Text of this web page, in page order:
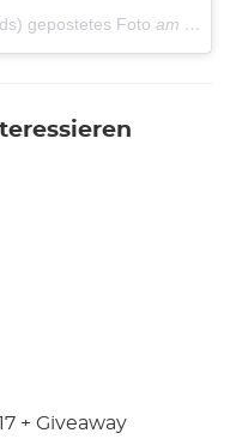
gepostetes Foto am 19.
+ Giveaway